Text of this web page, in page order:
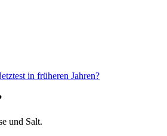
in früheren Jahren?
und Salt.